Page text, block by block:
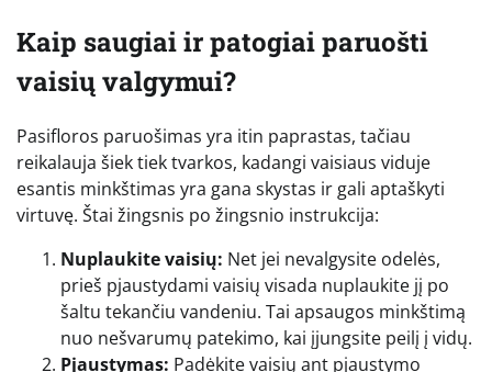
Kaip saugiai ir patogiai paruošti
vaisių valgymui?
Pasifloros paruošimas yra itin paprastas, tačiau
reikalauja šiek tiek tvarkos, kadangi vaisiaus viduje
esantis minkštimas yra gana skystas ir gali aptaškyti
virtuvę. Štai žingsnis po žingsnio instrukcija:
Nuplaukite vaisių: Net jei nevalgysite odelės,
prieš pjaustydami vaisių visada nuplaukite jį po
šaltu tekančiu vandeniu. Tai apsaugos minkštimą
nuo nešvarumų patekimo, kai įjungsite peilį į vidų.
Pjaustymas: Padėkite vaisių ant pjaustymo